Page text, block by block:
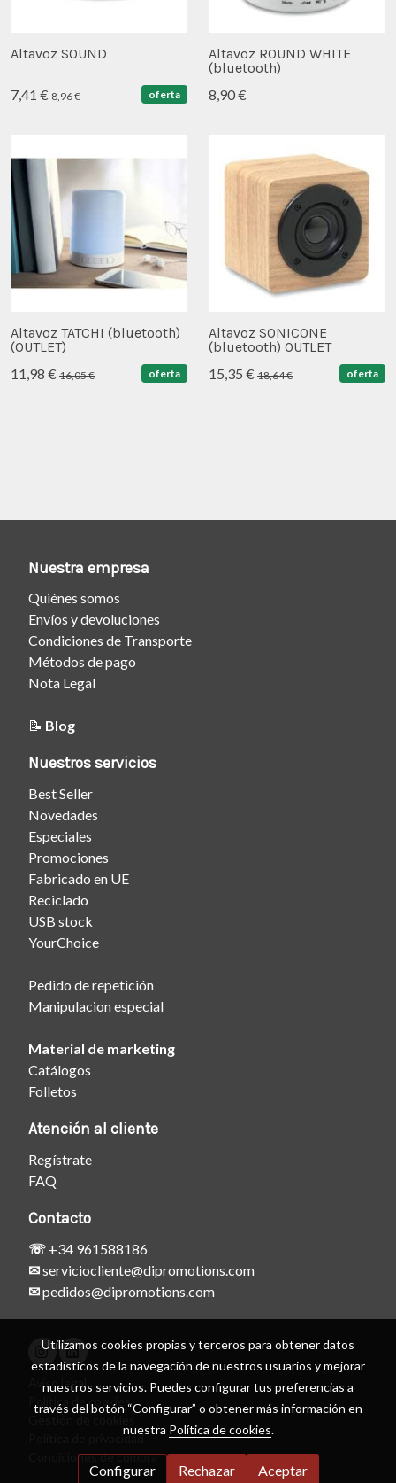
Altavoz SOUND
7,41 € 8,96 € oferta
Altavoz ROUND WHITE
(bluetooth)
8,90 €
Altavoz TATCHI (bluetooth)
(OUTLET)
11,98 € 16,05 € oferta
Altavoz SONICONE
(bluetooth) OUTLET
15,35 € 18,64 € oferta
Nuestra empresa
Quiénes somos
Envíos y devoluciones
Condiciones de Transporte
Métodos de pago
Nota Legal
📝 Blog
Nuestros servicios
Best Seller
Novedades
Especiales
Promociones
Fabricado en UE
Reciclado
USB stock
YourChoice
Pedido de repetición
Manipulacion especial
Material de marketing
Catálogos
Folletos
Atención al cliente
Regístrate
FAQ
Contacto
☏ +34 961588186
✉serviciocliente@dipromotions.com
✉pedidos@dipromotions.com
Aviso legal
Política de cookies
Política de privacidad
Condiciones de compra
Utilizamos cookies propias y terceros para obtener datos
estadísticos de la navegación de nuestros usuarios y mejorar
nuestros servicios. Puedes configurar tus preferencias a
través del botón “Configurar” o obtener más información en
nuestra Política de cookies.
Configurar Rechazar Aceptar